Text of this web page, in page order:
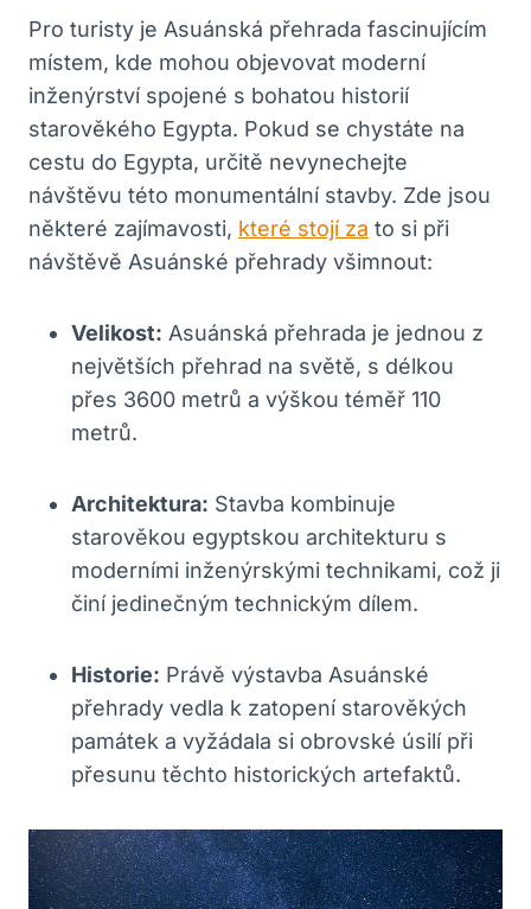
Pro turisty je Asuánská přehrada fascinujícím
místem, kde mohou objevovat moderní
inženýrství spojené s bohatou historií
starověkého Egypta. Pokud se chystáte na
cestu do Egypta, určitě nevynechejte
návštěvu této monumentální stavby. Zde jsou
některé zajímavosti, které stojí za to si při
návštěvě Asuánské přehrady všimnout:
Velikost: Asuánská přehrada je jednou z
největších přehrad na světě, s délkou
přes 3600 metrů a výškou téměř 110
metrů.
Architektura: Stavba kombinuje
starověkou egyptskou architekturu s
moderními inženýrskými technikami, což ji
činí jedinečným technickým dílem.
Historie: Právě výstavba Asuánské
přehrady vedla k zatopení starověkých
památek a vyžádala si obrovské úsilí při
přesunu těchto historických artefaktů.